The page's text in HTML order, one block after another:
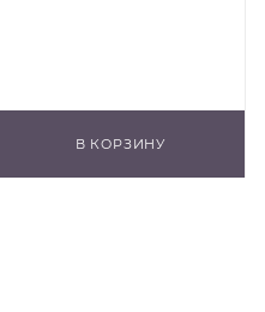
В КОРЗИНУ